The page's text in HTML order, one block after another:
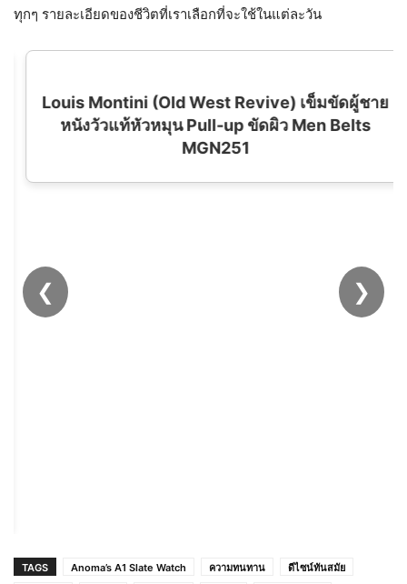
ทุกๆ รายละเอียดของชีวิตที่เราเลือกที่จะใช้ในแต่ละวัน
❮ ❯
TAGS Anoma’s A1 Slate Watch ความทนทาน
ดีไซน์ทันสมัย